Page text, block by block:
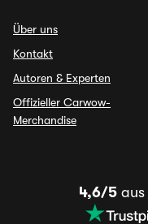
Über uns
Kontakt
Autoren & Experten
Offizieller Carwow-
Merchandise
4,6/5 aus